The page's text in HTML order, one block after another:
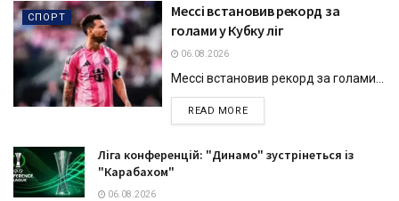
СПОРТ
Мессі встановив рекорд за
голами у Кубку ліг
06.08.2026
Мессі встановив рекорд за голами...
READ MOREDETAILS
Ліга конференцій: "Динамо" зустрінеться із
"Карабахом"
06.08.2026